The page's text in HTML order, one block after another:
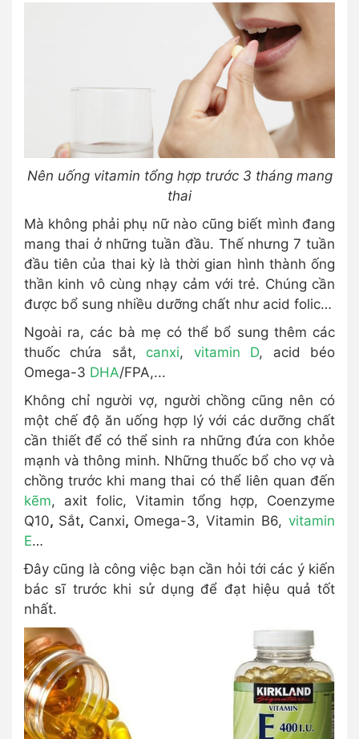
Nên uống vitamin tổng hợp trước 3 tháng mang
thai
Mà không phải phụ nữ nào cũng biết mình đang
mang thai ở những tuần đầu. Thế nhưng 7 tuần
đầu tiên của thai kỳ là thời gian hình thành ống
thần kinh vô cùng nhạy cảm với trẻ. Chúng cần
được bổ sung nhiều dưỡng chất như acid folic…
Ngoài ra, các bà mẹ có thể bổ sung thêm các
thuốc chứa sắt, canxi, vitamin D, acid béo
Omega-3 DHA/FPA,...
Không chỉ người vợ, người chồng cũng nên có
một chế độ ăn uống hợp lý với các dưỡng chất
cần thiết để có thể sinh ra những đứa con khỏe
mạnh và thông minh. Những thuốc bổ cho vợ và
chồng trước khi mang thai có thể liên quan đến
kẽm, axit folic, Vitamin tổng hợp, Coenzyme
Q10, Sắt, Canxi, Omega-3, Vitamin B6, vitamin
E…
Đây cũng là công việc bạn cần hỏi tới các ý kiến
bác sĩ trước khi sử dụng để đạt hiệu quả tốt
nhất.